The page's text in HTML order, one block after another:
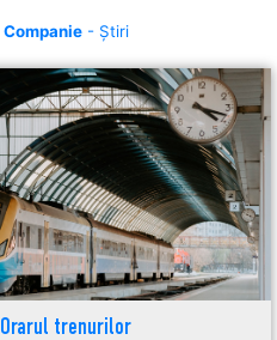
Companie- Știri
Orarul trenurilor